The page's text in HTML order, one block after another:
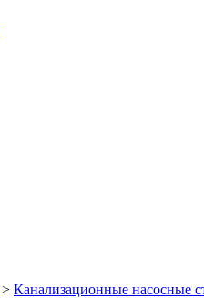
> Канализационные насосные